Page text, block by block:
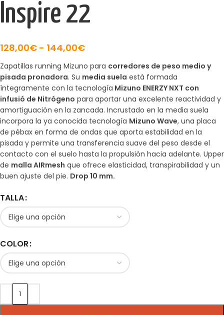
Inspire 22
128,00€ - 144,00€
Zapatillas running Mizuno para corredores de peso medio y
pisada pronadora. Su media suela está formada
íntegramente con la tecnología Mizuno ENERZY NXT con
infusió de Nitrógeno para aportar una excelente reactividad y
amortiguación en la zancada. Incrustado en la media suela
incorpora la ya conocida tecnología Mizuno Wave, una placa
de pébax en forma de ondas que aporta estabilidad en la
pisada y permite una transferencia suave del peso desde el
contacto con el suelo hasta la propulsión hacia adelante. Upper
de malla AIRmesh que ofrece elasticidad, transpirabilidad y un
buen ajuste del pie. Drop 10 mm.
TALLA
COLOR